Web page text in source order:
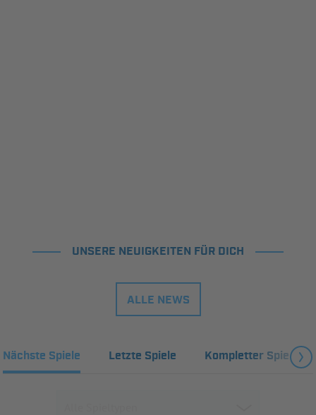
UNSERE NEUIGKEITEN FÜR DICH
ALLE NEWS
Nächste Spiele Letzte Spiele Kompletter Spielplan